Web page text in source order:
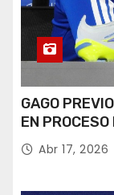
GAGO
EN
Abr 17, 2026